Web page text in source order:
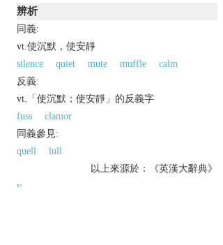
辨析
同義:
vt.使沉默，使安靜
silence
quiet mute muffle
calm
反義:
vt.「使沉默；使安靜」的反義字
fuss
clamor
同義參見:
quell
lull
以上來源於：《英漢大辭典》
v.